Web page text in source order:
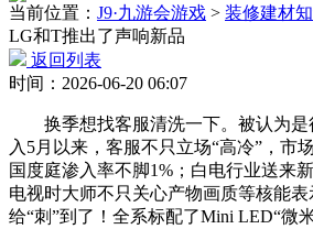
当前位置： J9·九游会游戏 > 装修建材
LG和T推出了声响新品
返回列表
时间：2026-06-20 06:07
换季想找客服清洗一下。被认为是
入5月以来，客服不只立场“高冷”，市
国度庭渗入率不脚1%；白电行业送来
电视时大师不只关心产物画质等核能
给“刺”到了！全系标配了Mini LED“微